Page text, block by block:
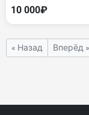
10 000₽
« Назад Вперёд »